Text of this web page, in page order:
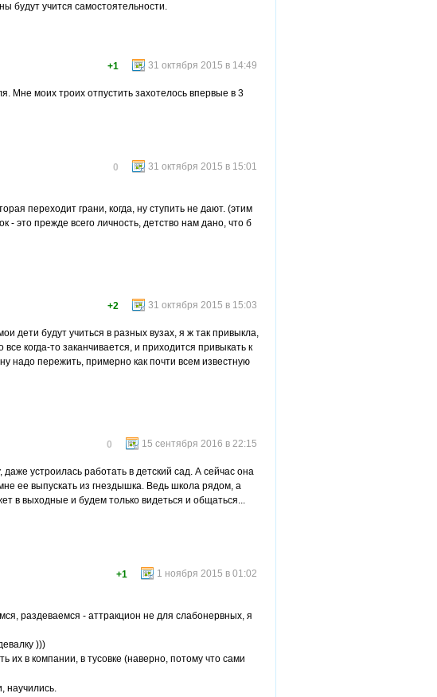
будут учится самостоятельности.
31 октября 2015 в 14:49
+1
Мне моих троих отпустить захотелось впервые в 3
31 октября 2015 в 15:01
0
переходит грани, когда, ну ступить не дают. (этим
- это прежде всего личность, детство нам дано, что б
31 октября 2015 в 15:03
+2
дети будут учиться в разных вузах, я ж так привыкла,
когда-то заканчивается, и приходится привыкать к
надо пережить, примерно как почти всем известную
15 сентября 2016 в 22:15
0
устроилась работать в детский сад. А сейчас она
ее выпускать из гнездышка. Ведь школа рядом, а
в выходные и будем только видеться и общаться...
1 ноября 2015 в 01:02
+1
раздеваемся - аттракцион не для слабонервных, я
)))
их в компании, в тусовке (наверно, потому что сами
научились.